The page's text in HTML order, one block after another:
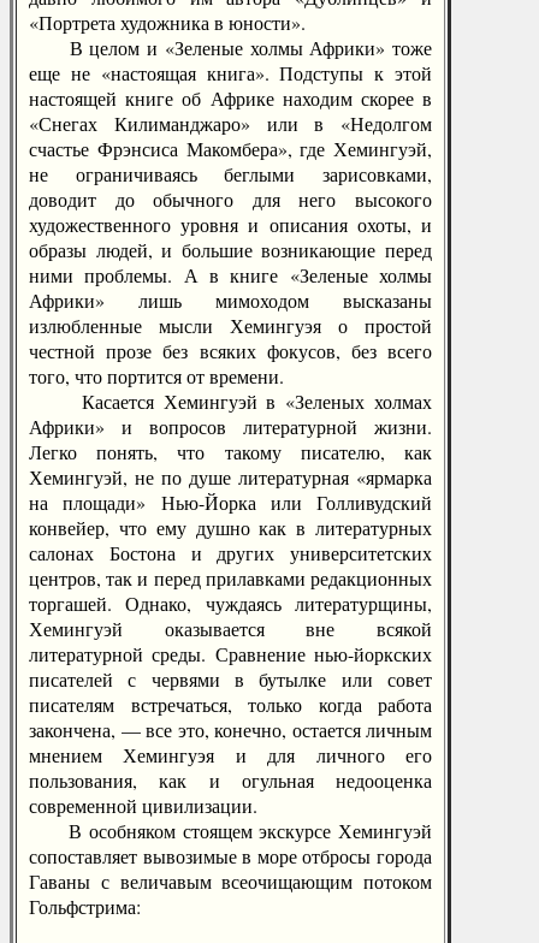
«Портрета художника в юности».
В целом и «Зеленые холмы Африки» тоже
еще не «настоящая книга». Подступы к этой
настоящей книге об Африке находим скорее в
«Снегах Килиманджаро» или в «Недолгом
счастье Фрэнсиса Макомбера», где Хемингуэй,
не ограничиваясь беглыми зарисовками,
доводит до обычного для него высокого
художественного уровня и описания охоты, и
образы людей, и большие возникающие перед
ними проблемы. А в книге «Зеленые холмы
Африки» лишь мимоходом высказаны
излюбленные мысли Хемингуэя о простой
честной прозе без всяких фокусов, без всего
того, что портится от времени.
Касается Хемингуэй в «Зеленых холмах
Африки» и вопросов литературной жизни.
Легко понять, что такому писателю, как
Хемингуэй, не по душе литературная «ярмарка
на площади» Нью-Йорка или Голливудский
конвейер, что ему душно как в литературных
салонах Бостона и других университетских
центров, так и перед прилавками редакционных
торгашей. Однако, чуждаясь литературщины,
Хемингуэй оказывается вне всякой
литературной среды. Сравнение нью-йоркских
писателей с червями в бутылке или совет
писателям встречаться, только когда работа
закончена, — все это, конечно, остается личным
мнением Хемингуэя и для личного его
пользования, как и огульная недооценка
современной цивилизации.
В особняком стоящем экскурсе Хемингуэй
сопоставляет вывозимые в море отбросы города
Гаваны с величавым всеочищающим потоком
Гольфстрима: